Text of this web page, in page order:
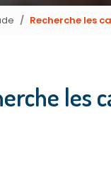
Recherche les
les